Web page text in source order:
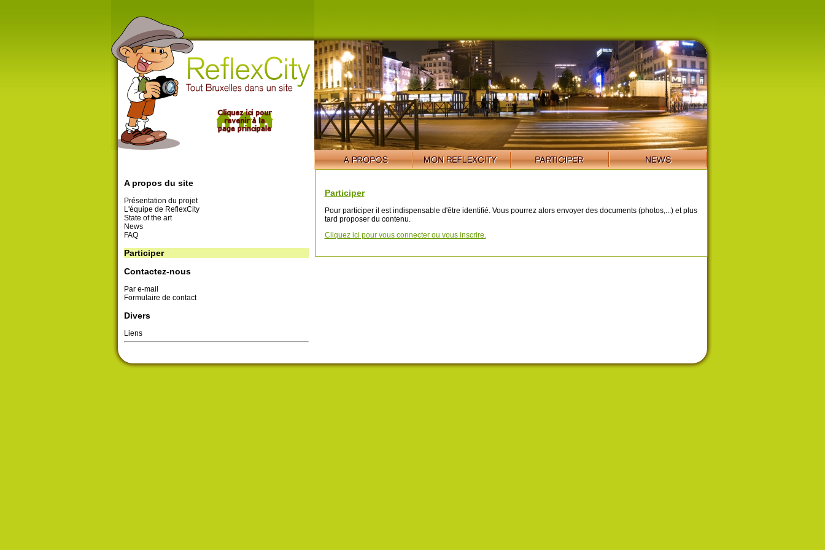
A propos du site
Présentation du projet
L'équipe de ReflexCity
State of the art
News
FAQ
Participer
Contactez-nous
Par e-mail
Formulaire de contact
Divers
Liens
Participer
Pour participer il est indispensable d'être identifié. Vous pourrez alors envoyer des documents (photos,...) et plus
tard proposer du contenu.
Cliquez ici pour vous connecter ou vous inscrire.